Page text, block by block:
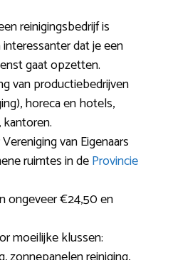
reinigingsbedrijf is
dat je een
gaat opzetten.
van productiebedrijven
horeca en hotels,
van Eigenaars
ruimtes in deProvincie
ongeveer €24,50 en
moeilijke klussen: